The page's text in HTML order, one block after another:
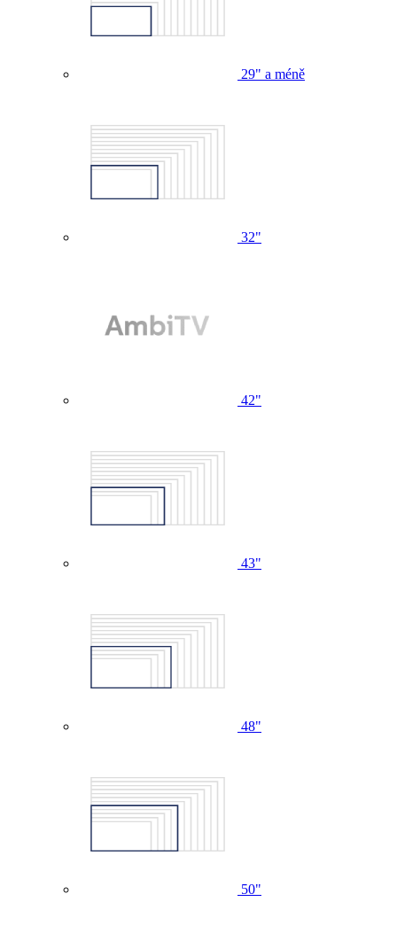
29" a méně
32"
42"
43"
48"
50"